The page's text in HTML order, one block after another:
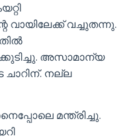
വായിലേക്ക് വച്ചുതന്നു.
അസാമാന്യ
നല്ല
മന്ത്രിച്ചു.